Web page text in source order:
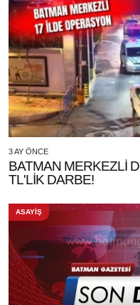
3 AY ÖNCE
BATMAN MERKEZLİ
TL'LİK DARBE!
ASAYİŞ